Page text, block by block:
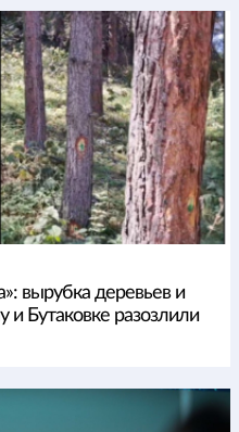
вырубка деревьев и
Бутаковке разозлили